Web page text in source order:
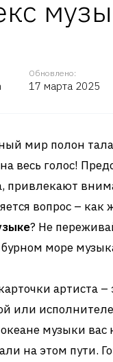
Обновлено:
17 марта 2025
мир полон
весь голос!
привлекают
вопрос – как
? Не
бурном море
артиста
или
музыки вас
на этом пути.